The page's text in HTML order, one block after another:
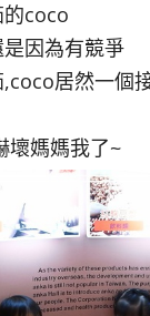
coco
因為有競爭
居然一個
壞媽媽我了~